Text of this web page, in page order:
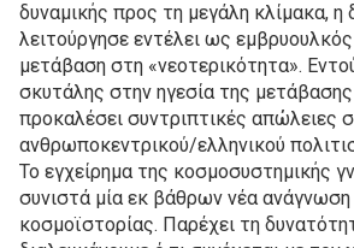
δυναμικής προς τη μεγάλη κλίμακα, η
λειτούργησε εντέλει ως
μετάβαση στη «νεοτερικότητα».
σκυτάλης στην ηγεσία της
προκαλέσει συντριπτικές απώλειες
ανθρωποκεντρικού/ελληνικού
Το εγχείρημα της κοσμοσυστημικής
συνιστά μία εκ βάθρων νέα ανάγνωση
κοσμοϊστορίας. Παρέχει τη